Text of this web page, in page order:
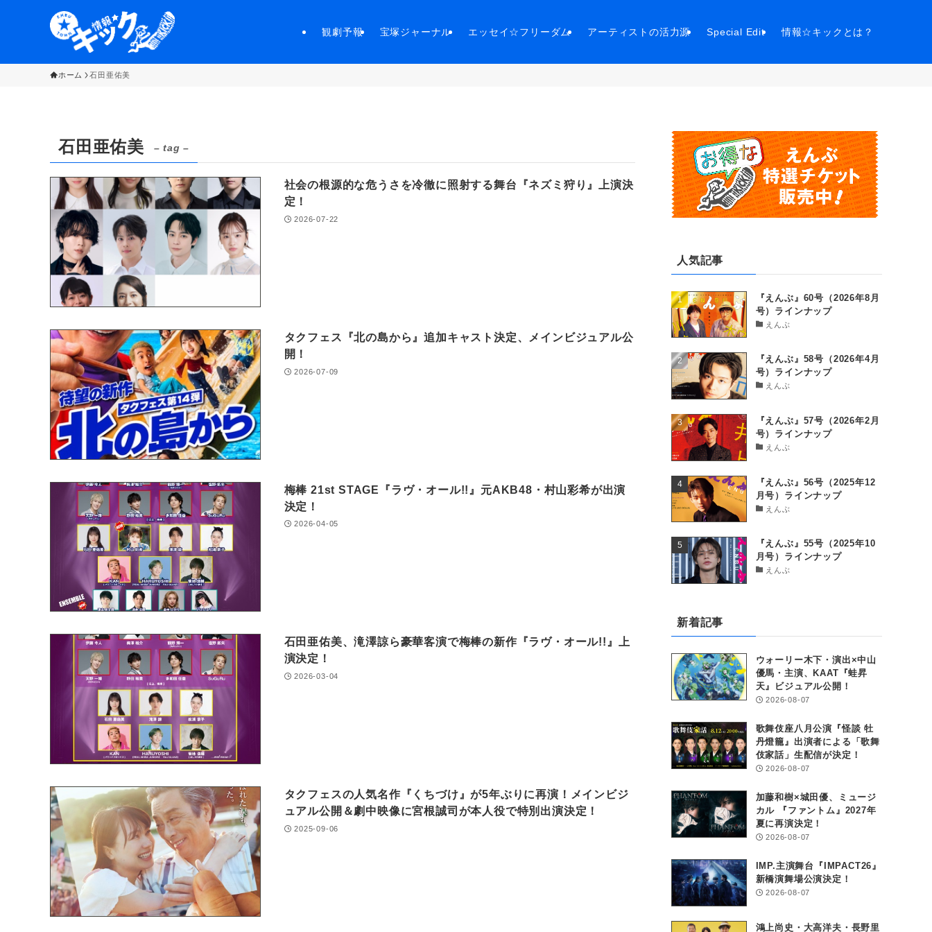
観劇予報 宝塚ジャーナル エッセイ☆フリーダム アーティストの活力源 Special Edit 情報☆キックとは？
ホーム 石田亜佑美
石田亜佑美 – tag –
社会の根源的な危うさを冷徹に照射する舞台『ネズミ狩り』上演決
定！
2026-07-22
タクフェス『北の島から』追加キャスト決定、メインビジュアル公
開！
2026-07-09
梅棒 21st STAGE『ラヴ・オール!!』元AKB48・村山彩希が出演
決定！
2026-04-05
石田亜佑美、滝澤諒ら豪華客演で梅棒の新作『ラヴ・オール!!』上
演決定！
2026-03-04
タクフェスの人気名作『くちづけ』が5年ぶりに再演！メインビジ
ュアル公開＆劇中映像に宮根誠司が本人役で特別出演決定！
2025-09-06
人気記事
『えんぶ』60号（2026年8月
号）ラインナップ
えんぶ
『えんぶ』58号（2026年4月
号）ラインナップ
えんぶ
『えんぶ』57号（2026年2月
号）ラインナップ
えんぶ
『えんぶ』56号（2025年12
月号）ラインナップ
えんぶ
『えんぶ』55号（2025年10
月号）ラインナップ
えんぶ
新着記事
ウォーリー木下・演出×中山
優馬・主演、KAAT『蛙昇
天』ビジュアル公開！
2026-08-07
歌舞伎座八月公演『怪談 牡
丹燈籠』出演者による「歌舞
伎家話」生配信が決定！
2026-08-07
加藤和樹×城田優、ミュージ
カル 『ファントム』2027年
夏に再演決定！
2026-08-07
IMP.主演舞台『IMPACT26』
新橋演舞場公演決定！
2026-08-07
鴻上尚史・大高洋夫・長野里